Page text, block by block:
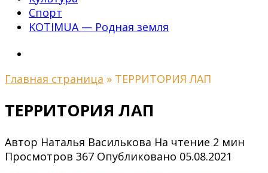
Спорт
KOTIMUA — Родная земля
Главная страница » ТЕРРИТОРИЯ ЛАП
ТЕРРИТОРИЯ ЛАП
Автор Наталья Василькова На чтение 2 мин
Просмотров 367 Опубликовано 05.08.2021